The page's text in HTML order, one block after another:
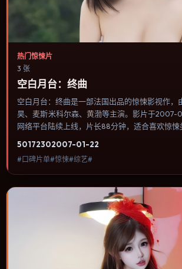
热门惊悚片
3 张
空白月台：终曲
空白月台：终曲是一部法国出品的惊悚影视作，
昊、麦斯·米科尔森、黄渤等主演。影片于2007-
网络平台陆续上线，片长88分钟，适合喜欢惊
言统一，可作为休闲观影或类型片补片的选择。
50172302007-01-22
#口碑片单#惊悚#综艺#